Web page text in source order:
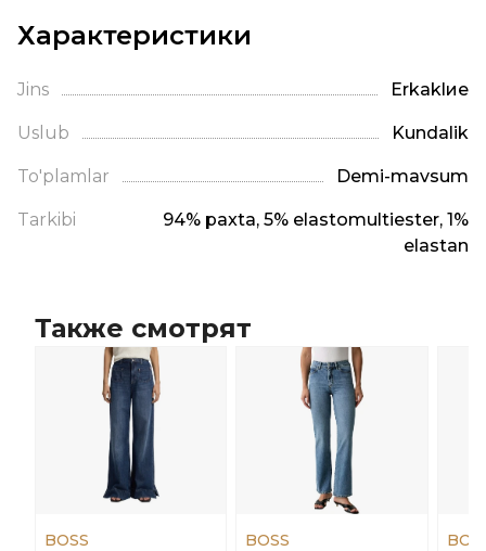
Характеристики
Jins Erkaklие
Uslub Kundalik
To'plamlar Demi-mavsum
Tarkibi
94% paxta, 5% elastomultiester, 1%
elastan
Также смотрят
BOSS
BOSS